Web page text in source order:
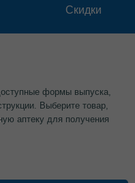
Скидки
формы выпуска,
Выберите товар,
аптеку для получения